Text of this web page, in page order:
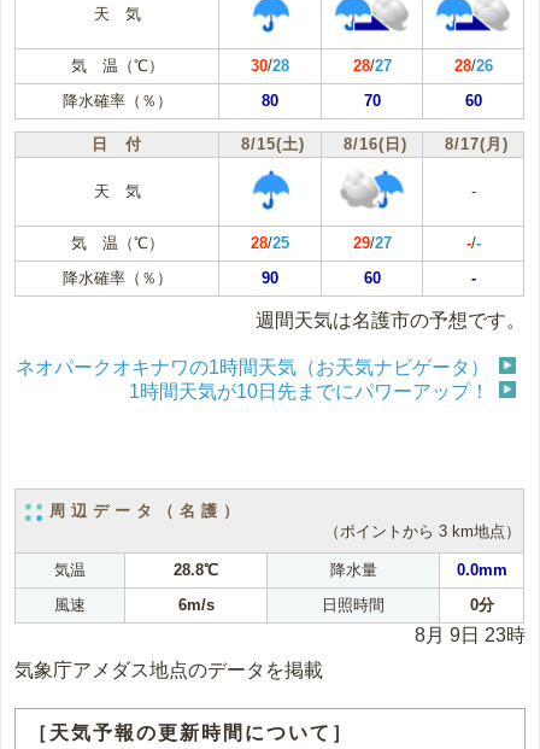
天 気
気 温（℃） 30/28 28/27 28/26
降水確率（％）
80 70 60
日 付 8/15(土) 8/16(日) 8/17(月)
天 気 -
気 温（℃） 28/25 29/27 -/-
降水確率（％）
90 60 -
週間天気は名護市の予想です。
ネオパークオキナワの1時間天気（お天気ナビゲータ）
1時間天気が10日先までにパワーアップ！
周辺データ（名護）
（ポイントから 3 km地点）
気温 28.8℃ 降水量
0.0mm
風速
6m/s 日照時間 0分
8月 9日 23時
気象庁アメダス地点のデータを掲載
［天気予報の更新時間について］